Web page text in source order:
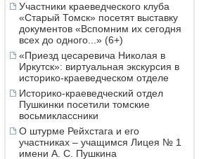
Участники краеведческого клуба
«Старый Томск» посетят выставку
документов «Вспомним их сегодня
всех до одного...» (6+)
«Приезд цесаревича Николая в
Иркутск»: виртуальная экскурсия в
историко-краеведческом отделе
Историко-краеведческий отдел
Пушкинки посетили томские
восьмиклассники
О штурме Рейхстага и его
участниках – учащимся Лицея № 1
имени А. С. Пушкина